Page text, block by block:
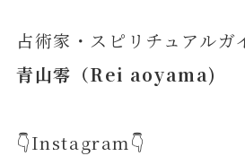
占術家・スピリチュアル
青山零（Rei aoyama)
👇Instagram👇